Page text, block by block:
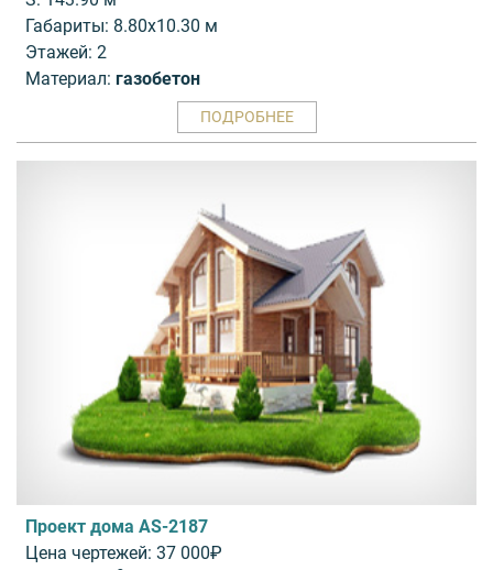
Габариты: 8.80x10.30 м
Этажей: 2
Материал: газобетон
ПОДРОБНЕЕ
Проект дома AS-2187
Цена чертежей: 37 000₽